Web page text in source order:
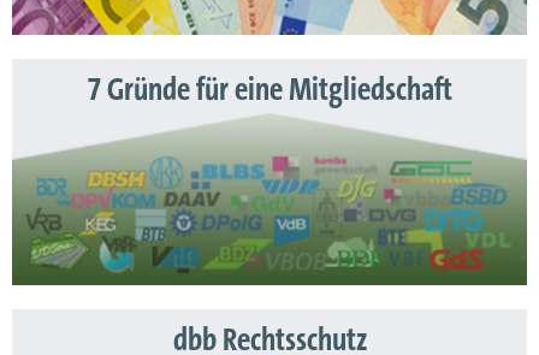
7 Gründe für eine Mitgliedschaft
dbb Rechtsschutz